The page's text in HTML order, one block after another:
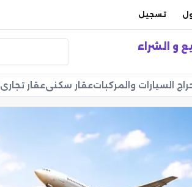
تسجيل
و الشراء
السيارات والمركباتعقار سكنيعقار تجاري